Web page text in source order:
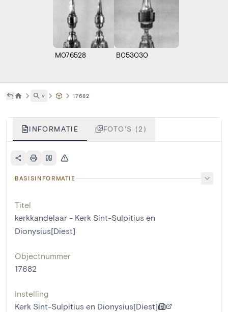
M076528 B053030
˅ 17682
INFORMATIE FOTO'S (2)
BASISINFORMATIE
Titel
kerkkandelaar - Kerk Sint-Sulpitius en
Dionysius[Diest]
Objectnummer
17682
Instelling
Kerk Sint-Sulpitius en Dionysius[Diest]